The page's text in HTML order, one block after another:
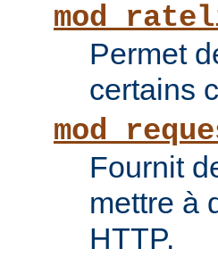
Permet
certains
Fournit
mettre à
HTTP.